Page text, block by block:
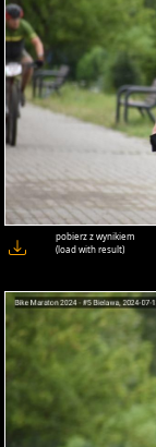
pobierz z wynikiem
(load with result)